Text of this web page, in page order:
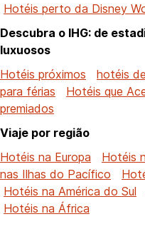
Hotéis perto da Disney
Descubra o IHG: de
luxuosos
Hotéis próximos
hotéis
para férias
Hotéis que
premiados
Viaje por região
Hotéis na Europa
Hotéis
nas Ilhas do Pacífico
Hotéis na América do Sul
Hotéis na África